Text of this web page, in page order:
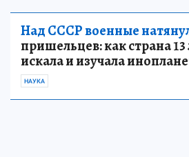
Над СССР военные
пришельцев: как страна 13
искала и изучала
НАУКА